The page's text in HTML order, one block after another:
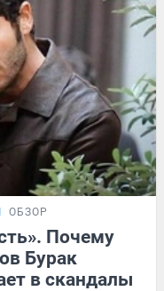
ОБЗОР
Почему
Бурак
в скандалы